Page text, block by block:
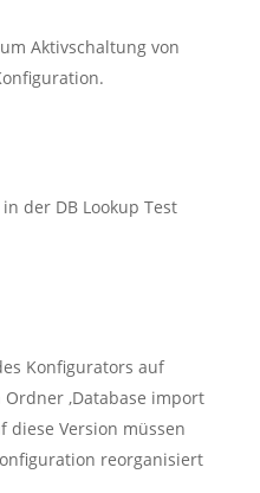
Aktivschaltung von
der DB Lookup Test
Konfigurators auf
‚Database import
diese Version müssen
reorganisiert